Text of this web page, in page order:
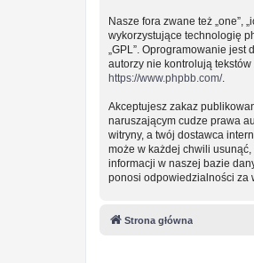
Nasze fora zwane też „one”,
wykorzystujące technologię
„GPL”. Oprogramowanie
autorzy nie kontrolują
https://www.phpbb.com/.
Akceptujesz zakaz
naruszającym cudze prawa
witryny, a twój dostawca
może w każdej chwili
informacji w naszej bazie
ponosi odpowiedzialności za
Strona główna